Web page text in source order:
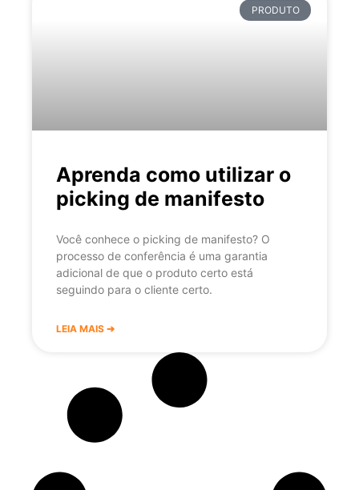
PRODUTO
Aprenda como utilizar o
picking de manifesto
Você conhece o picking de manifesto? O
processo de conferência é uma garantia
adicional de que o produto certo está
seguindo para o cliente certo.
LEIA MAIS ➔